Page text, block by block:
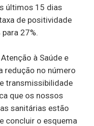
últimos 15 dias
de positividade
27%.
à Saúde e
redução no número
transmissibilidade
que os nossos
sanitárias estão
concluir o esquema